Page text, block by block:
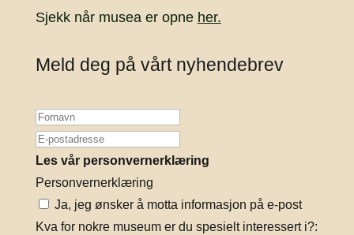
Sjekk når musea er opne her.
Meld deg på vårt nyhendebrev
Les vår personvernerklæring
Personvernerklæring
Ja, jeg ønsker å motta informasjon på e-post
Kva for nokre museum er du spesielt interessert i?: